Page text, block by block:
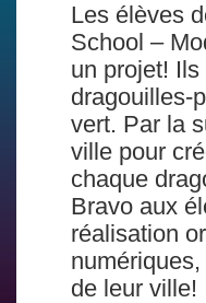
Les élèves
School –
un projet!
dragouilles-
vert. Par la
ville pour
chaque
Bravo aux
réalisation
de leur ville!